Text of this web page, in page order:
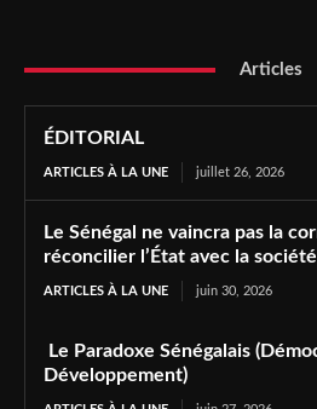
Articles
ÉDITORIAL
ARTICLES À LA UNE juillet 26, 2026
Le Sénégal ne vaincra pas la
réconcilier l’État avec la société
ARTICLES À LA UNE juin 30, 2026
Le Paradoxe Sénégalais
Développement)